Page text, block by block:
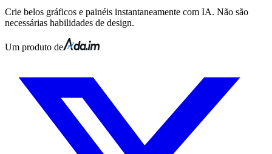
Crie belos gráficos e painéis instantaneamente com IA. Não são
necessárias habilidades de design.
Um produto de